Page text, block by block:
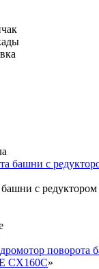
с редуктором
поворота
CX160C»